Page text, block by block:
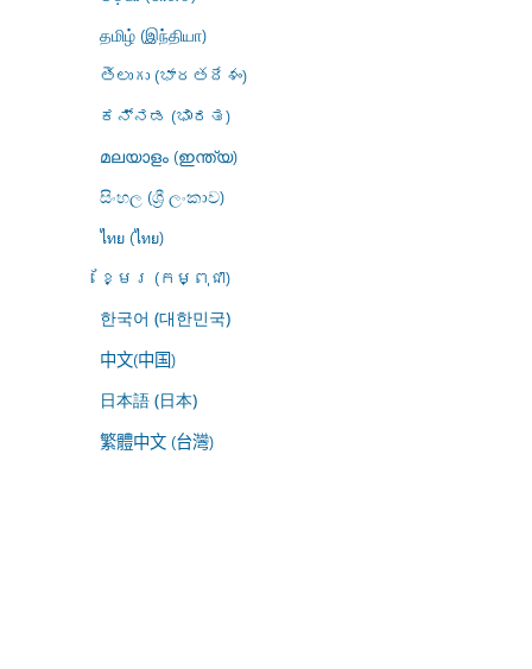
தமிழ் (இந்தியா)
తెలుగు (భారతదేశం)
ಕನ್ನಡ (ಭಾರತ)
മലയാളം (ഇന്ത്യ)
සිංහල (ශ්‍රී ලංකාව)
ไทย (ไทย)
ខ្មែរ (កម្ពុជា)
한국어 (대한민국)
中文(中国)
日本語 (日本)
繁體中文 (台灣)